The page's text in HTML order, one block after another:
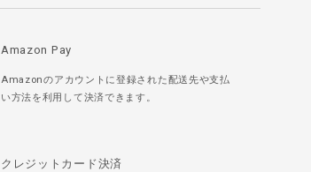
Amazon Pay
Amazonのアカウントに登録された配送先や支払
い方法を利用して決済できます。
クレジットカード決済